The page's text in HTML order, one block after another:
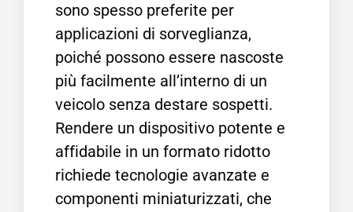
sono spesso preferite per
applicazioni di sorveglianza,
poiché possono essere nascoste
più facilmente all’interno di un
veicolo senza destare sospetti.
Rendere un dispositivo potente e
affidabile in un formato ridotto
richiede tecnologie avanzate e
componenti miniaturizzati, che